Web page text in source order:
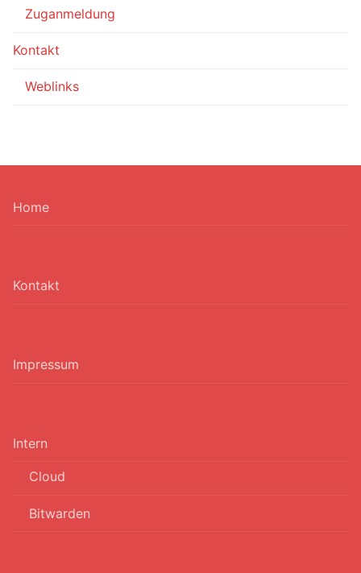
Zuganmeldung
Kontakt
Weblinks
Home
Kontakt
Impressum
Intern
Cloud
Bitwarden